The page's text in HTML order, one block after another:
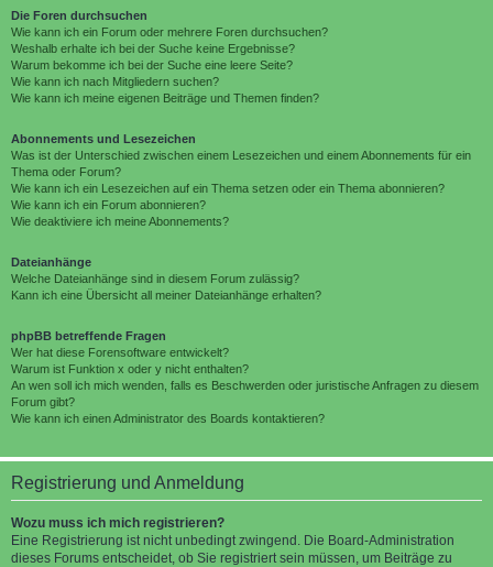
Die Foren durchsuchen
Wie kann ich ein Forum oder mehrere Foren durchsuchen?
Weshalb erhalte ich bei der Suche keine Ergebnisse?
Warum bekomme ich bei der Suche eine leere Seite?
Wie kann ich nach Mitgliedern suchen?
Wie kann ich meine eigenen Beiträge und Themen finden?
Abonnements und Lesezeichen
Was ist der Unterschied zwischen einem Lesezeichen und einem Abonnements für ein
Thema oder Forum?
Wie kann ich ein Lesezeichen auf ein Thema setzen oder ein Thema abonnieren?
Wie kann ich ein Forum abonnieren?
Wie deaktiviere ich meine Abonnements?
Dateianhänge
Welche Dateianhänge sind in diesem Forum zulässig?
Kann ich eine Übersicht all meiner Dateianhänge erhalten?
phpBB betreffende Fragen
Wer hat diese Forensoftware entwickelt?
Warum ist Funktion x oder y nicht enthalten?
An wen soll ich mich wenden, falls es Beschwerden oder juristische Anfragen zu diesem
Forum gibt?
Wie kann ich einen Administrator des Boards kontaktieren?
Registrierung und Anmeldung
Wozu muss ich mich registrieren?
Eine Registrierung ist nicht unbedingt zwingend. Die Board-Administration
dieses Forums entscheidet, ob Sie registriert sein müssen, um Beiträge zu